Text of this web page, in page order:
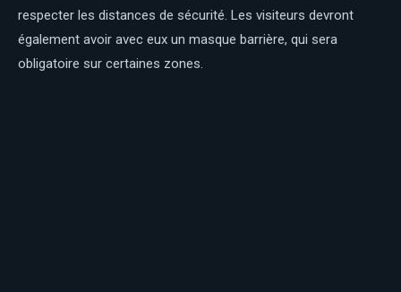
respecter les distances de sécurité. Les visiteurs devront
également avoir avec eux un masque barrière, qui sera
obligatoire sur certaines zones.